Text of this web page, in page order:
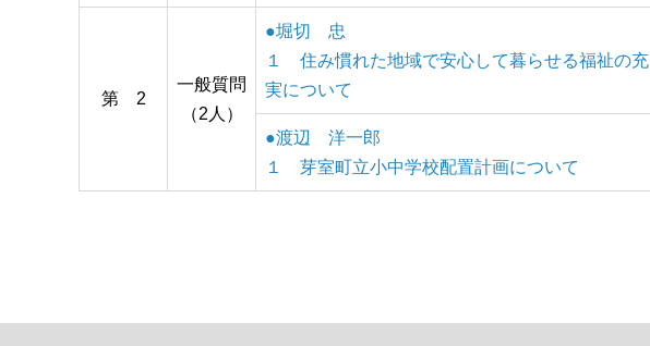
第 2
一般質問
（2人）
●堀切 忠
１ 住み慣れた地域で安心して暮らせる福祉の充
実について
●渡辺 洋一郎
１ 芽室町立小中学校配置計画について